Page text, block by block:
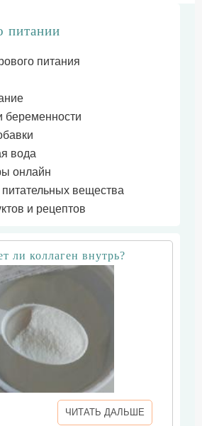
питании
питания
беременности
вода
онлайн
вещества
и рецептов
ли коллаген внутрь?
ЧИТАТЬ ДАЛЬШЕ